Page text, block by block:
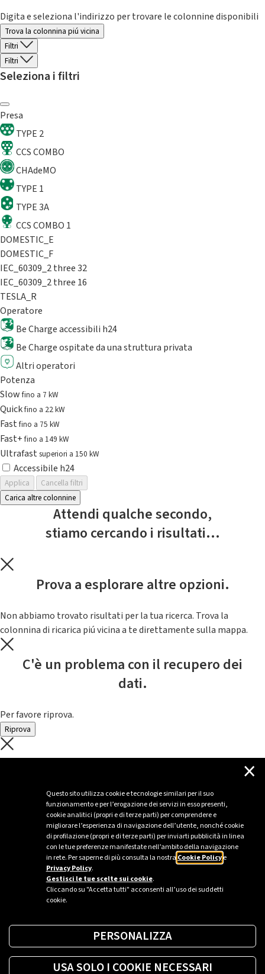
Questo sito utilizza cookie e tecnologie similari per il suo
funzionamento e per l’erogazione dei servizi in esso presenti,
cookie analitici (propri e di terze parti) per comprendere e
migliorare l’esperienza di navigazione dell’utente, nonché cookie
di profilazione (propri e di terze parti) per inviarti pubblicità in linea
con le tue preferenze manifestate nell’ambito della navigazione
in rete. Per saperne di più consulta la nostra Cookie Policye
Privacy Policy.
Gestisci le tue scelte sui cookie.
Cliccando su "Accetta tutti" acconsenti all’uso dei suddetti
cookie.
×
PERSONALIZZA
USA SOLO I COOKIE NECESSARI
Digita e seleziona l'indirizzo per trovare le colonnine disponibili
Trova la colonnina piú vicina
Filtri
Filtri
Seleziona i filtri
Presa
TYPE 2
CCS COMBO
CHAdeMO
TYPE 1
TYPE 3A
CCS COMBO 1
DOMESTIC_E
DOMESTIC_F
IEC_60309_2 three 32
IEC_60309_2 three 16
TESLA_R
Operatore
Be Charge accessibili h24
Be Charge ospitate da una struttura privata
Altri operatori
Potenza
Slowfino a 7 kW
Quickfino a 22 kW
Fastfino a 75 kW
Fast+fino a 149 kW
Ultrafast superiori a 150 kW
Accessibile h24
Applica
Cancella filtri
Carica altre colonnine
Attendi qualche secondo,
stiamo cercando i risultati...
Prova a esplorare altre opzioni.
Non abbiamo trovato risultati per la tua ricerca. Trova la
colonnina di ricarica piú vicina a te direttamente sulla mappa.
C'è un problema con il recupero dei
dati.
Per favore riprova.
Riprova
C'è un problema con il recupero dei
Per favore riprova piú tardi
Sei un’azienda o una PA?
Trova la soluzione più giusta per te.
Richiedi una colonnina